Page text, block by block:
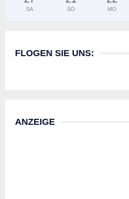
SA SO MO
FLOGEN SIE UNS:
ANZEIGE